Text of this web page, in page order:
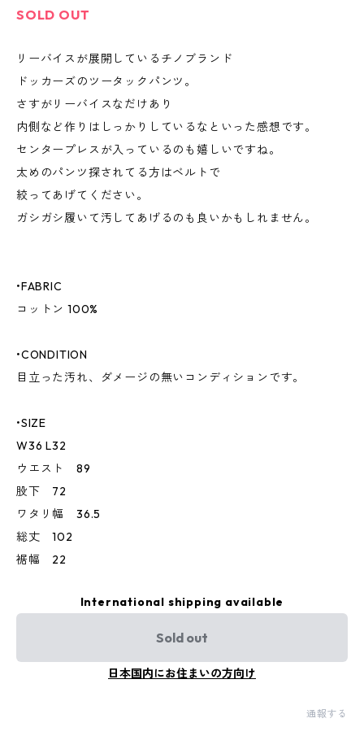
SOLD OUT
リーバイスが展開しているチノブランド
ドッカーズのツータックパンツ。
さすがリーバイスなだけあり
内側など作りはしっかりしているなといった感想です。
センタープレスが入っているのも嬉しいですね。
太めのパンツ探されてる方はベルトで
絞ってあげてください。
ガシガシ履いて汚してあげるのも良いかもしれません。
•FABRIC
コットン 100%
•CONDITION
目立った汚れ、ダメージの無いコンディションです。
•SIZE
W36 L32
ウエスト 89
股下 72
ワタリ幅 36.5
総丈 102
裾幅 22
International shipping available
Sold out
日本国内にお住まいの方向け
通報する